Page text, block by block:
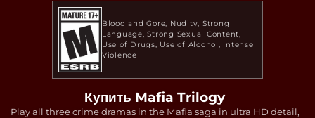
Blood and Gore Nudity Strong
Language Strong Sexual Content
Use of Drugs
Use of Alcohol
Intense
Violence
Купить Mafia Trilogy
Play all three crime dramas in the Mafia saga in ultra HD detail,